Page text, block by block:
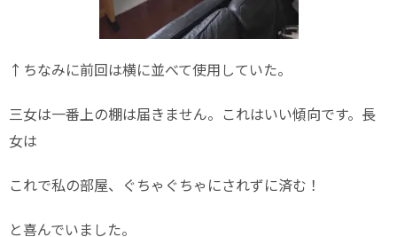
↑ちなみに前回は横に並べて使用していた。
三女は一番上の棚は届きません。これはいい傾向です。長
女は
これで私の部屋、ぐちゃぐちゃにされずに済む！
と喜んでいました。